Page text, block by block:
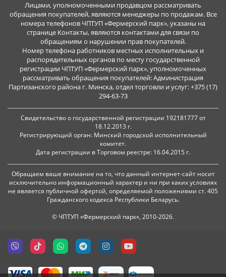
Лицами, уполномоченными продавцом рассматривать
обращения покупателей, являются менеджеры по продажам. Все
номера телефонов ЧПТУП «Фермерский парк», указаны на
странице Контакты, являются контактами для связи по
обращениям о нарушении прав покупателей.
Номер телефона работников местных исполнительных и
распорядительных органов по месту государственной
регистрации ЧПТУП «Фермерский парк», уполномоченных
рассматривать обращения покупателей: Администрация
Партизанского района г. Минска, отдел торговли и услуг: +375 (17)
294-63-73
Свидетельство о государственной регистрации 192181777 от
18.12.2013 г.
Регистрирующий орган: Минский городской исполнительный
комитет.
Дата регистрации в Торговом реестре: 16.04.2015 г.
Обращаем ваше внимание на то, что данный интернет-сайт носит
исключительно информационный характер и ни при каких условиях
не является публичной офертой, определяемой положениями ст. 405
Гражданского кодекса Республики Беларусь.
© ЧПТУП «Фермерский парк», 2010-2026.